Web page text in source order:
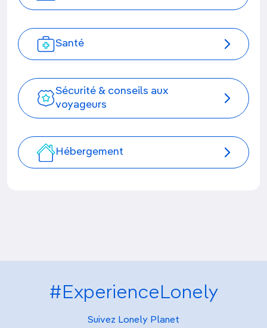
Santé
Sécurité & conseils aux
voyageurs
Hébergement
#ExperienceLonely
Suivez Lonely Planet